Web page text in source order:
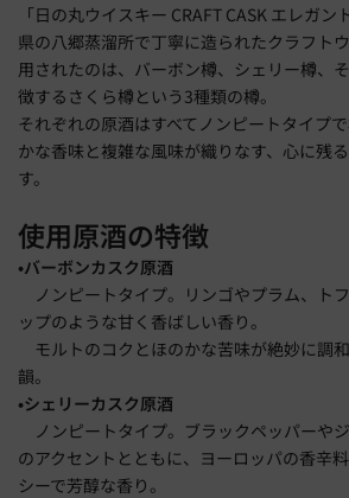
「日の丸ウイスキー CRAFT CASK エレガ
県の八郷蒸溜所で丁寧に造られたクラフト
用されたのは、バーボン樽、シェリー樽、
徴するさくら樽という3種類の樽。
それぞれの原酒はすべてノンピートタイプ
かな香味と複雑な風味が織りなす、心に残
す。
使用原酒の特徴
•バーボンカスク原酒
ノンピートタイプ。リンゴやプラム、ト
ップのような甘く香ばしい香り。
モルトのコクとほのかな苦味が絶妙に調
韻。
•シェリーカスク原酒
ノンピートタイプ。ブラックペッパーや
のアクセントとともに、ヨーロッパの香辛
シーで芳醇な香り。